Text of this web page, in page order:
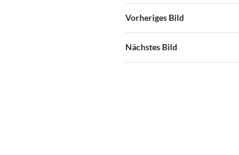
Vorheriges Bild
Nächstes Bild